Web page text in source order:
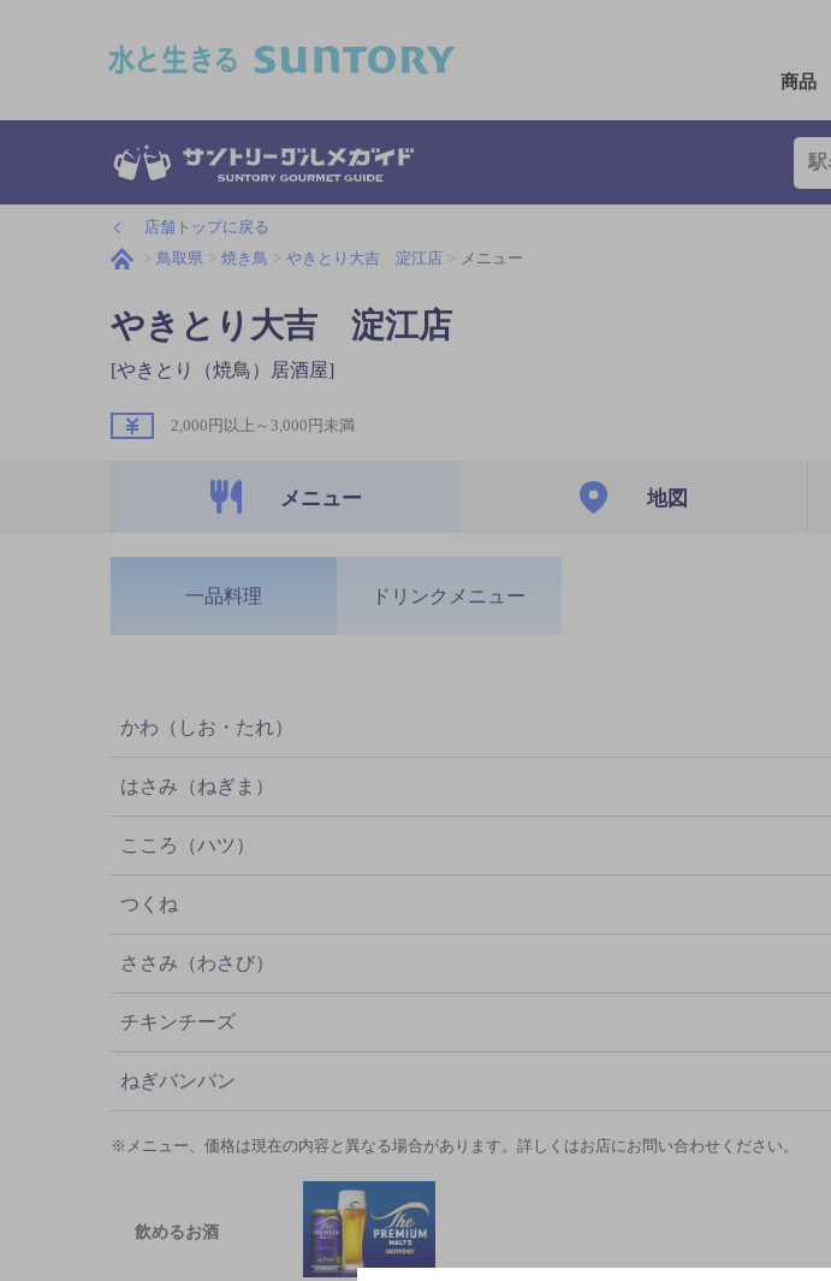
商品
店舗トップに戻る
鳥取県
焼き鳥 やきとり大吉 淀江店 メニュー
やきとり大吉 淀江店
[やきとり（焼鳥）居酒屋]
2,000円以上～3,000円未満
メニュー 地図
一品料理
かわ（しお・たれ）
はさみ（ねぎま）
こころ（ハツ）
つくね
ささみ（わさび）
チキンチーズ
ねぎバンバン
ドリンクメニュー
※メニュー、価格は現在の内容と異なる場合があります。詳しくはお店にお問い合わせください。
飲めるお酒